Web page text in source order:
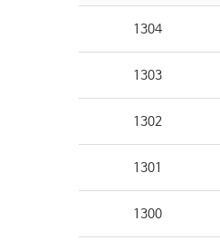
1304
1303
1302
1301
1300